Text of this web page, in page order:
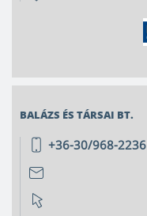
BALÁZS ÉS TÁRSAI BT.
+36-30/968-2236